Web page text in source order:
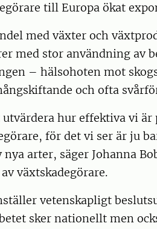
till Europa ökat
med växter och
med stor användning av
– hälsohoten mot
och ofta
hur effektiva vi är
för det vi ser är ju
arter, säger Johanna
växtskadegörare.
vetenskapligt
sker nationellt men